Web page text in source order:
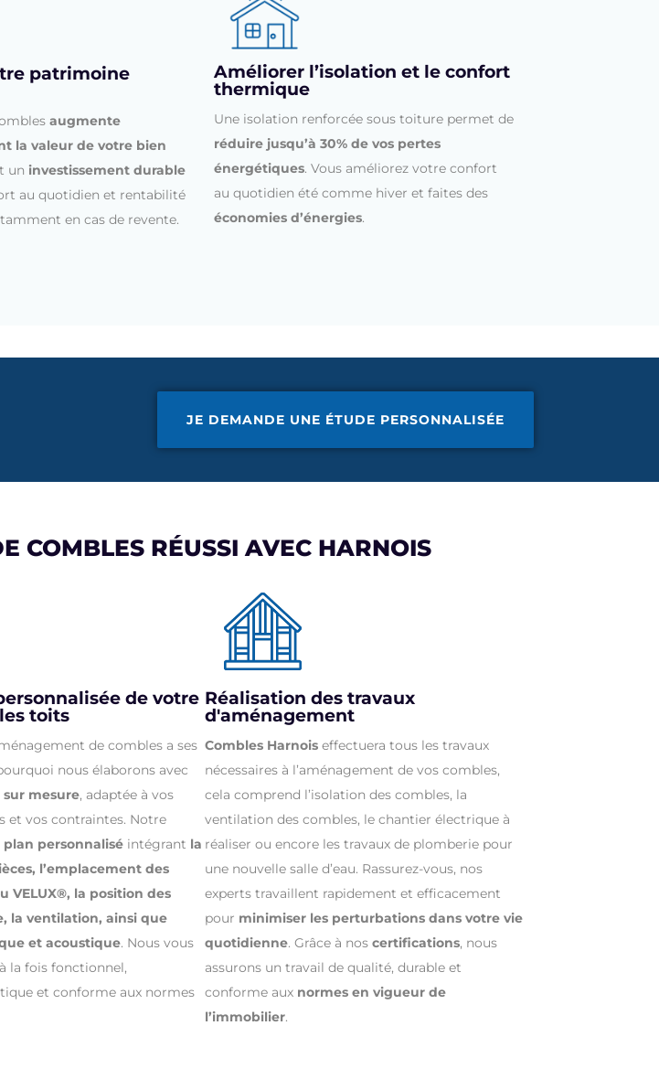
patrimoine
augmente
la valeur de votre bien
un investissement durable
au quotidien et rentabilité
en cas de revente.
Améliorer l’isolation et le confort
thermique
Une isolation renforcée sous toiture permet de
réduire jusqu’à 30% de vos pertes
énergétiques. Vous améliorez votre confort
au quotidien été comme hiver et faites des
économies d’énergies.
JE DEMANDE UNE ÉTUDE PERSONNALISÉE
COMBLES RÉUSSI AVEC HARNOIS
de votre
toits
de combles a ses
nous élaborons avec
mesure, adaptée à vos
et vos contraintes. Notre
plan personnalisé intégrant la
l’emplacement des
VELUX®, la position des
la ventilation, ainsi que
et acoustique. Nous vous
la fois fonctionnel,
et conforme aux normes
Réalisation des travaux
d'aménagement
Combles Harnois effectuera tous les travaux
nécessaires à l’aménagement de vos combles,
cela comprend l’isolation des combles, la
ventilation des combles, le chantier électrique à
réaliser ou encore les travaux de plomberie pour
une nouvelle salle d’eau. Rassurez-vous, nos
experts travaillent rapidement et efficacement
pour minimiser les perturbations dans votre vie
quotidienne. Grâce à nos certifications, nous
assurons un travail de qualité, durable et
conforme aux normes en vigueur de
l’immobilier.